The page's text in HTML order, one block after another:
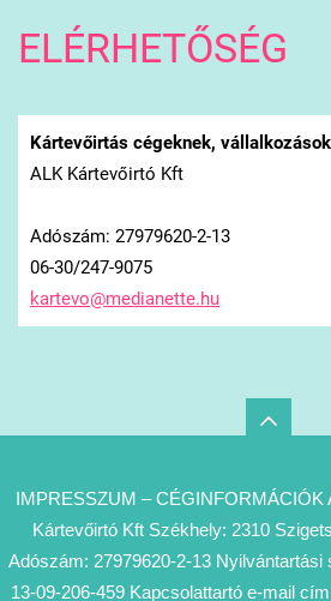
ELÉRHETŐSÉG
Kártevőirtás cégeknek,
ALK Kártevőirtó Kft
Adószám: 27979620-2-13
06-30/247-9075
kartevo@medianette.hu
IMPRESSZUM – CÉGINFORMÁCIÓK
Kártevőirtó Kft Székhely: 2310
Adószám: 27979620-2-13
13-09-206-459 Kapcsolattartó e-mail